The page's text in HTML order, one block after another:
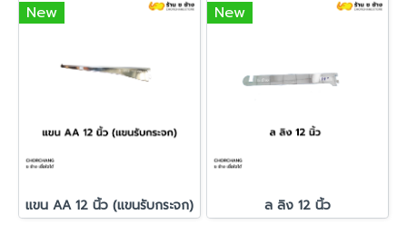
New
แขน AA 12 นิ้ว (แขนรับกระจก)
New
ล ลิง 12 นิ้ว